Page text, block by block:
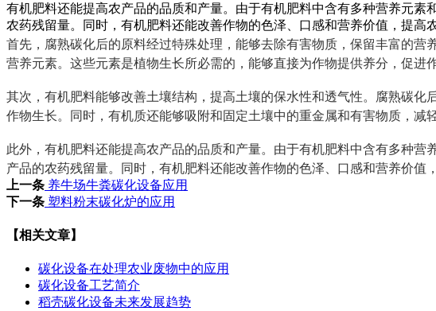
有机肥料还能提高农产品的品质和产量。由于有机肥料中含有多种营养元
农药残留量。同时，有机肥料还能改善作物的色泽、口感和营养价值，提高
首先，腐熟碳化后的原料经过特殊处理，能够去除有害物质，保留丰富的
营养元素。这些元素是植物生长所必需的，能够直接为作物提供养分，促进
其次，有机肥料能够改善土壤结构，提高土壤的保水性和透气性。腐熟碳
作物生长。同时，有机质还能够吸附和固定土壤中的重金属和有害物质，减
此外，有机肥料还能提高农产品的品质和产量。由于有机肥料中含有多种
产品的农药残留量。同时，有机肥料还能改善作物的色泽、口感和营养价值
上一条 养牛场牛粪碳化设备应用
下一条 塑料粉末碳化炉的应用
【相关文章】
碳化设备在处理农业废物中的应用
碳化设备工艺简介
稻壳碳化设备未来发展趋势